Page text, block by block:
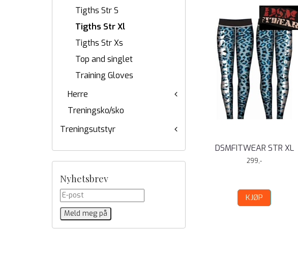
Tigths Str S
Tigths Str Xl
Tigths Str Xs
Top and singlet
Training Gloves
Herre
Treningsko/sko
Treningsutstyr
Nyhetsbrev
DSMFITWEAR STR XL
299,-
KJØP